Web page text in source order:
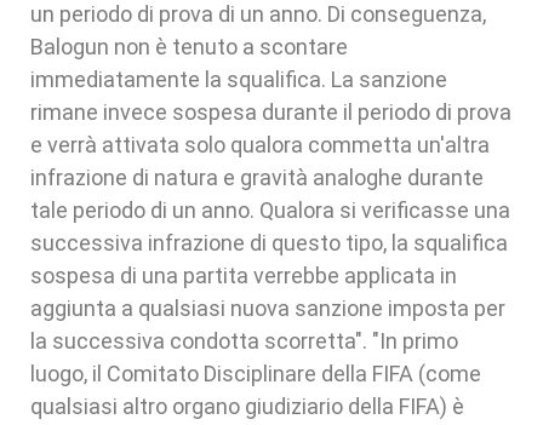
un periodo di prova di un anno. Di conseguenza,
Balogun non è tenuto a scontare
immediatamente la squalifica. La sanzione
rimane invece sospesa durante il periodo di prova
e verrà attivata solo qualora commetta un'altra
infrazione di natura e gravità analoghe durante
tale periodo di un anno. Qualora si verificasse una
successiva infrazione di questo tipo, la squalifica
sospesa di una partita verrebbe applicata in
aggiunta a qualsiasi nuova sanzione imposta per
la successiva condotta scorretta". "In primo
luogo, il Comitato Disciplinare della FIFA (come
qualsiasi altro organo giudiziario della FIFA) è